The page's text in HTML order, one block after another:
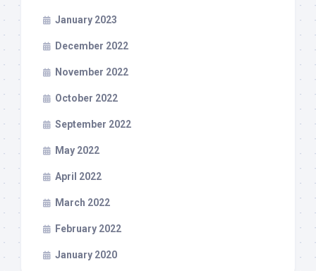
January 2023
December 2022
November 2022
October 2022
September 2022
May 2022
April 2022
March 2022
February 2022
January 2020